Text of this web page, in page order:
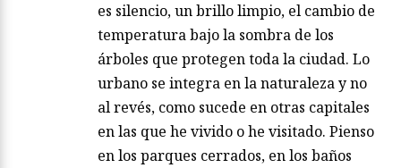
es silencio, un brillo limpio, el cambio de
temperatura bajo la sombra de los
árboles que protegen toda la ciudad. Lo
urbano se integra en la naturaleza y no
al revés, como sucede en otras capitales
en las que he vivido o he visitado. Pienso
en los parques cerrados, en los baños